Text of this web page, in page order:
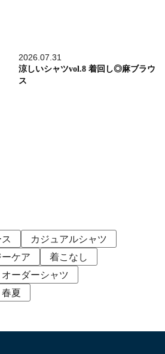
2026.07.31
涼しいシャツvol.8 着回し◎麻ブラウ
ス
カジュアルシャツ
ケア
着こなし
オーダーシャツ
春夏